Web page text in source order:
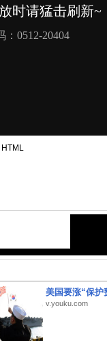
HTML
美国要涨“保护
v.youku.com